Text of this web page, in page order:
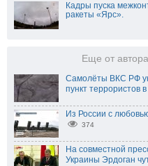
Кадры пуска
ракеты «Ярс».
Еще от
Самолёты ВКС РФ
пункт террористов
Из России с
374
На совместной
Украины Эрдоган